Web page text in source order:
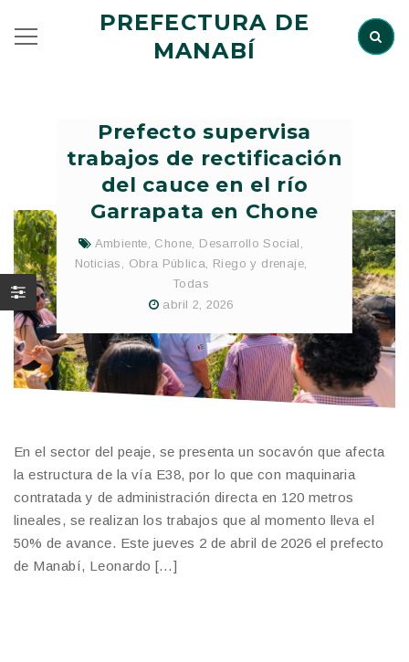
PREFECTURA DE
MANABÍ
Prefecto supervisa
trabajos de rectificación
del cauce en el río
Garrapata en Chone
Ambiente, Chone, Desarrollo Social ,
Noticias , Obra Pública, Riego y drenaje,
Todas
abril 2, 2026
En el sector del peaje, se presenta un socavón que afecta
la estructura de la vía E38, por lo que con maquinaria
contratada y de administración directa en 120 metros
lineales, se realizan los trabajos que al momento lleva el
50% de avance. Este jueves 2 de abril de 2026 el prefecto
de Manabí, Leonardo […]